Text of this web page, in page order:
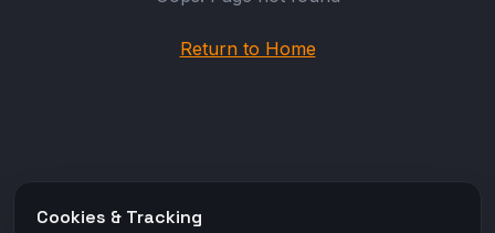
Return to Home
Cookies & Tracking